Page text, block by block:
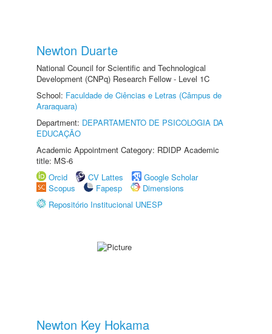
Newton Duarte
National Council for Scientific and Technological
Development (CNPq) Research Fellow - Level 1C
School: Faculdade de Ciências e Letras (Câmpus de
Araraquara)
Department: DEPARTAMENTO DE PSICOLOGIA DA
EDUCAÇÃO
Academic Appointment Category: RDIDP Academic
title: MS-6
Orcid
CV Lattes
Google Scholar
Scopus
Fapesp
Dimensions
Repositório Institucional UNESP
Newton Key Hokama